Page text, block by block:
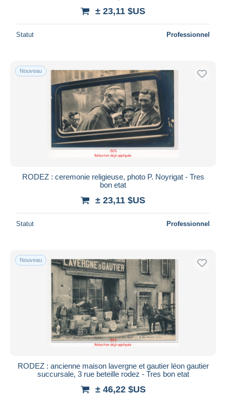
± 23,11 $US
Statut Professionnel
Nouveau
RODEZ : ceremonie religieuse, photo P. Noyrigat - Tres
bon etat
± 23,11 $US
Statut Professionnel
Nouveau
RODEZ : ancienne maison lavergne et gautier léon gautier
succursale, 3 rue beteille rodez - Tres bon etat
± 46,22 $US